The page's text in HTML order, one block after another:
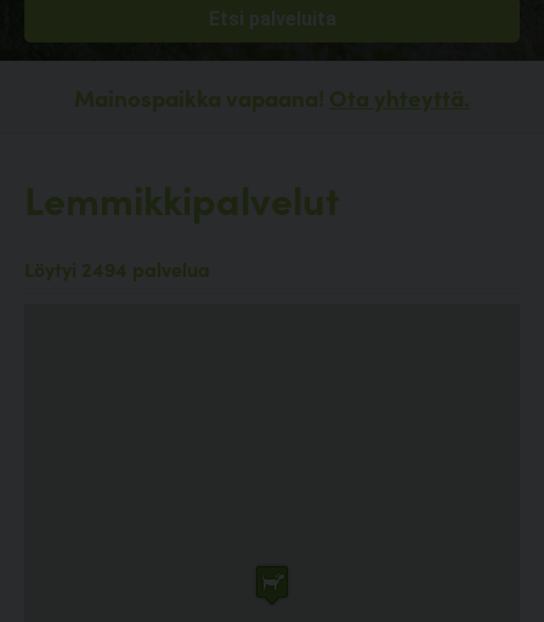
Mainospaikka vapaana! Ota yhteyttä.
Lemmikkipalvelut
Löytyi 2494 palvelua